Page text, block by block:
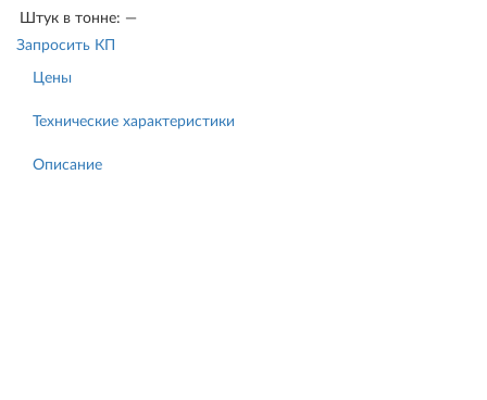
Штук в тонне: —
Запросить КП
Цены
Технические характеристики
Описание